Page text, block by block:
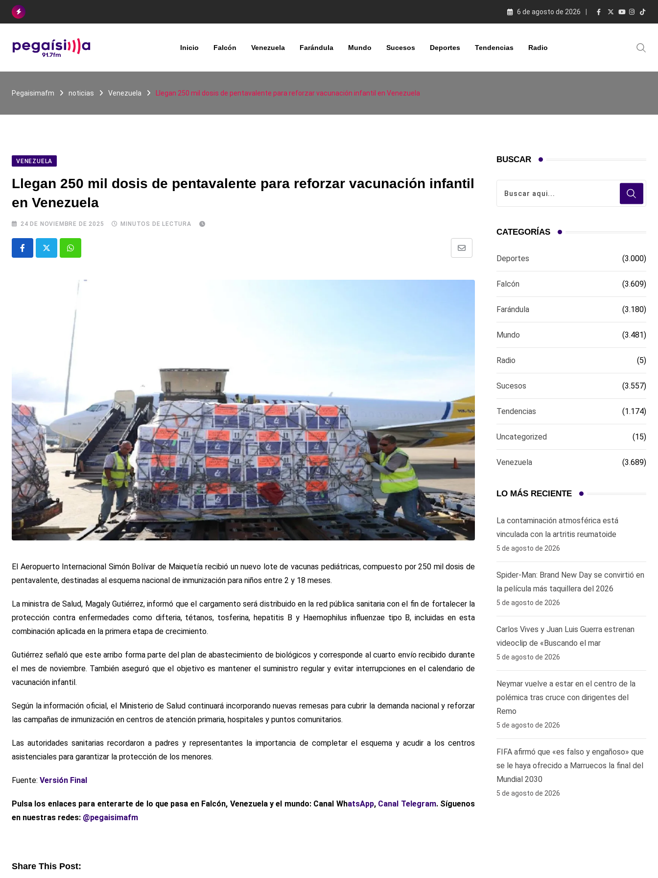
Skip
6 de agosto de 2026
Inicio Falcón Venezuela Farándula Mundo Sucesos Deportes Tendencias Radio
Pegaisimafm noticias Venezuela Llegan 250 mil dosis de pentavalente para reforzar vacunación infantil en Venezuela
VENEZUELA
Llegan 250 mil dosis de pentavalente para reforzar vacunación infantil
en Venezuela
24 DE NOVIEMBRE DE 2025 MINUTOS DE LECTURA
Whatsapp
Comparte
email
El Aeropuerto Internacional Simón Bolívar de Maiquetía recibió un nuevo lote de vacunas pediátricas, compuesto por 250 mil dosis de
pentavalente, destinadas al esquema nacional de inmunización para niños entre 2 y 18 meses.
La ministra de Salud, Magaly Gutiérrez, informó que el cargamento será distribuido en la red pública sanitaria con el fin de fortalecer la
protección contra enfermedades como difteria, tétanos, tosferina, hepatitis B y Haemophilus influenzae tipo B, incluidas en esta
combinación aplicada en la primera etapa de crecimiento.
Gutiérrez señaló que este arribo forma parte del plan de abastecimiento de biológicos y corresponde al cuarto envío recibido durante
el mes de noviembre. También aseguró que el objetivo es mantener el suministro regular y evitar interrupciones en el calendario de
vacunación infantil.
Según la información oficial, el Ministerio de Salud continuará incorporando nuevas remesas para cubrir la demanda nacional y reforzar
las campañas de inmunización en centros de atención primaria, hospitales y puntos comunitarios.
Las autoridades sanitarias recordaron a padres y representantes la importancia de completar el esquema y acudir a los centros
asistenciales para garantizar la protección de los menores.
Fuente: Versión Final
Pulsa los enlaces para enterarte de lo que pasa en Falcón, Venezuela y el mundo: Canal WhatsApp, Canal Telegram. Síguenos
en nuestras redes: @pegaisimafm
Share This Post:
BUSCAR
CATEGORÍAS
Deportes (3.000)
Falcón (3.609)
Farándula (3.180)
Mundo (3.481)
Radio (5)
Sucesos (3.557)
Tendencias (1.174)
Uncategorized (15)
Venezuela (3.689)
LO MÁS RECIENTE
La contaminación atmosférica está
vinculada con la artritis reumatoide
5 de agosto de 2026
Spider-Man: Brand New Day se convirtió en
la película más taquillera del 2026
5 de agosto de 2026
Carlos Vives y Juan Luis Guerra estrenan
videoclip de «Buscando el mar
5 de agosto de 2026
Neymar vuelve a estar en el centro de la
polémica tras cruce con dirigentes del
Remo ‎
5 de agosto de 2026
FIFA afirmó que «es falso y engañoso» que
se le haya ofrecido a Marruecos la final del
Mundial 2030
5 de agosto de 2026